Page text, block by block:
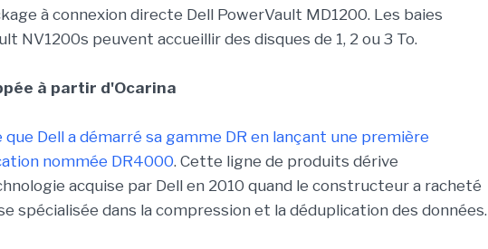
à connexion directe Dell PowerVault MD1200. Les baies
NV1200s peuvent accueillir des disques de 1, 2 ou 3 To.
à partir d'Ocarina
Dell a démarré sa gamme DR en lançant une première
nommée DR4000. Cette ligne de produits dérive
acquise par Dell en 2010 quand le constructeur a racheté
spécialisée dans la compression et la déduplication des données.